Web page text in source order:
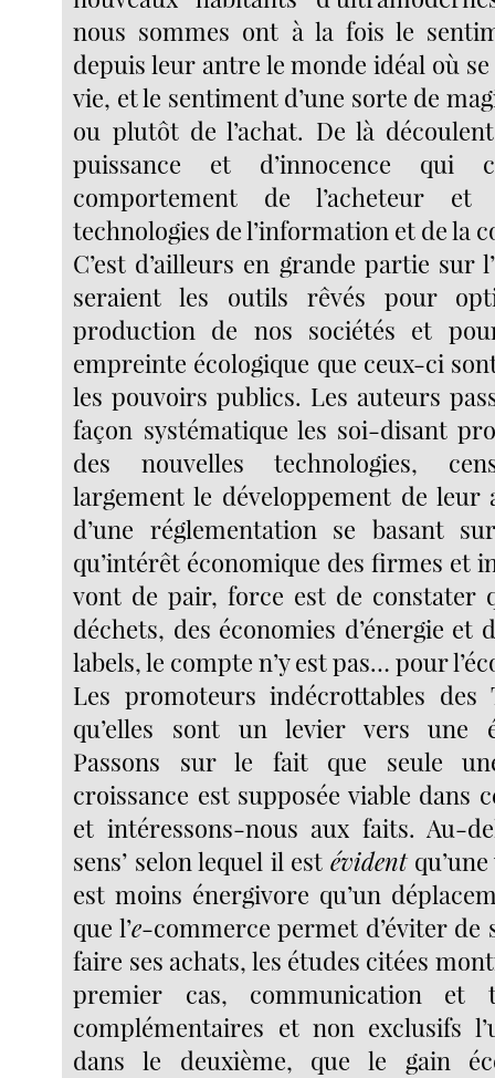
nous sommes ont à la fois le
depuis leur antre le monde idéal où
vie, et le sentiment d’une sorte de
ou plutôt de l’achat. De là
puissance et d’innocence qui
comportement de l’acheteur et
technologies de l’information et de la
C’est d’ailleurs en grande partie sur
seraient les outils rêvés pour
production de nos sociétés et
empreinte écologique que ceux-ci
les pouvoirs publics. Les auteurs
façon systématique les soi-disant
des nouvelles technologies,
largement le développement de
d’une réglementation se basant
qu’intérêt économique des firmes et
vont de pair, force est de constater
déchets, des économies d’énergie et
labels, le compte n’y est pas… pour
Les promoteurs indécrottables des
qu’elles sont un levier vers une
Passons sur le fait que seule
croissance est supposée viable dans
et intéressons-nous aux faits. Au-
sens’ selon lequel il estévident
est moins énergivore qu’un
que l’e-commerce permet d’éviter de
faire ses achats, les études citées
premier cas, communication et
complémentaires et non exclusifs
dans le deuxième, que le gain